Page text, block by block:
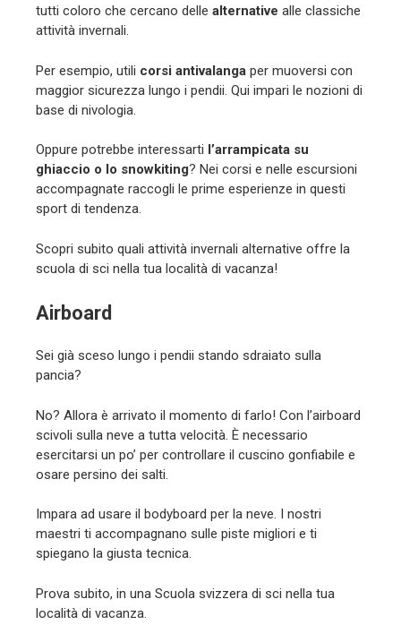
tutti coloro che cercano delle alternative alle classiche
attività invernali.
Per esempio, utili corsi antivalanga per muoversi con
maggior sicurezza lungo i pendii. Qui impari le nozioni di
base di nivologia.
Oppure potrebbe interessarti l’arrampicata su
ghiaccio o lo snowkiting? Nei corsi e nelle escursioni
accompagnate raccogli le prime esperienze in questi
sport di tendenza.
Scopri subito quali attività invernali alternative offre la
scuola di sci nella tua località di vacanza!
Airboard
Sei già sceso lungo i pendii stando sdraiato sulla
pancia?
No? Allora è arrivato il momento di farlo! Con l’airboard
scivoli sulla neve a tutta velocità. È necessario
esercitarsi un po’ per controllare il cuscino gonfiabile e
osare persino dei salti.
Impara ad usare il bodyboard per la neve. I nostri
maestri ti accompagnano sulle piste migliori e ti
spiegano la giusta tecnica.
Prova subito, in una Scuola svizzera di sci nella tua
località di vacanza.